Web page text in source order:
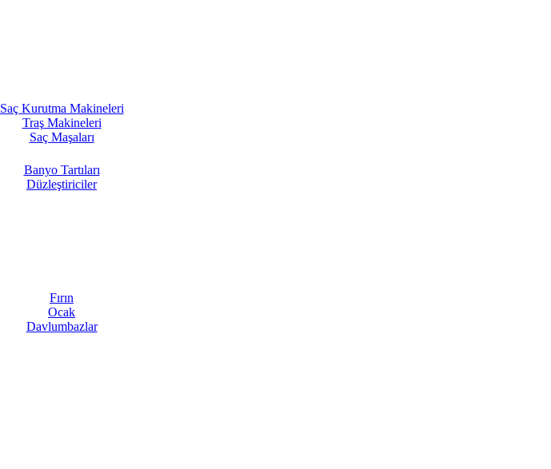
Saç Kurutma Makineleri
Traş Makineleri
Saç Maşaları
Banyo Tartıları
Düzleştiriciler
Fırın
Ocak
Davlumbazlar